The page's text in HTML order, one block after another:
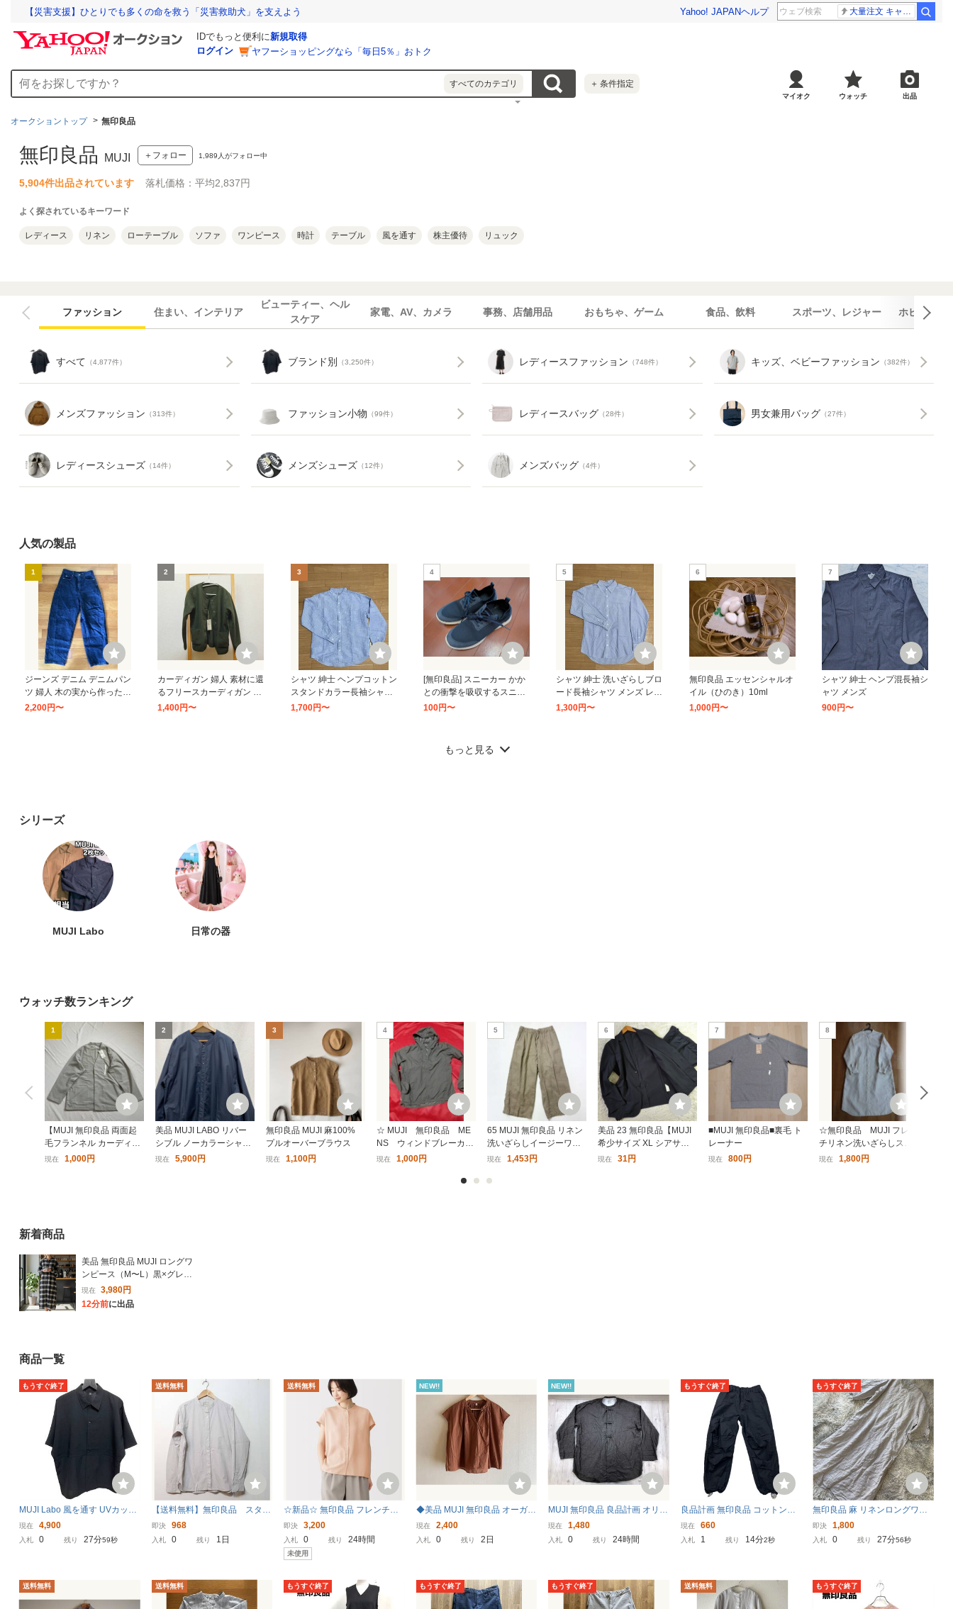
【災害支援】ひとりでも多くの命を救う「災害救助犬」を支えよう Yahoo! JAPANヘルプ 大量注文 キャンセル
IDでもっと便利に新規取得
ログイン
ヤフーショッピングなら「毎日5％」おトク
すべてのカテゴリ ＋ 条件指定
マイオク ウォッチ 出品
オークショントップ 無印良品
無印良品 MUJI ＋フォロー 1,989 人がフォロー中
5,904件出品されています 落札価格：平均2,837円
よく探されているキーワード
レディース リネン ローテーブル ソファ ワンピース 時計 テーブル 風を通す 株主優待 リュック
ファッション 住まい、インテリア
ビューティー、ヘル
スケア
家電、AV、カメラ 事務、店舗用品 おもちゃ、ゲーム 食品、飲料 スポーツ、レジャー ホビー、カ
すべて （4,877件） ブランド別 （3,250件） レディースファッション （748件） キッズ、ベビーファッション （382件）
メンズファッション （313件） ファッション小物 （99件） レディースバッグ （28件） 男女兼用バッグ （27件）
レディースシューズ （14件） メンズシューズ （12件） メンズバッグ （4件）
人気の製品
1
ジーンズ デニム デニムパン
ツ 婦人 木の実から作ったカ
ポック混 デニムコクーンパ
2,200円〜
2
カーディガン 婦人 素材に還
るフリースカーディガン レ
ディース
1,400円〜
3
シャツ 紳士 ヘンプコットン
スタンドカラー長袖シャツ
メンズ レディース
1,700円〜
4
[無印良品] スニーカー かか
との衝撃を吸収するスニー
カー (婦人) 24.0 cm
100円〜
5
シャツ 紳士 洗いざらしブロ
ード長袖シャツ メンズ レデ
ィース
1,300円〜
6
無印良品 エッセンシャルオ
イル（ひのき）10ml
1,000円〜
7
シャツ 紳士 ヘンプ混長袖シ
ャツ メンズ
900円〜
ロング スカート 婦人 スト
レッチデニム Ａラインスカ
4,500円〜
無印良品 ＵＶカット透湿撥
水防水テープ使い キャップ
５５〜５９ｃｍ ベージュ 良
品計画
980円〜
無印良品 耐水生地を使った
2,800円〜
1,500円〜
ーカーイン 紳士 25〜27cm
オフ白 2足セットつま先
かかと補強汗の臭いを抑制
1,190円〜
子 キッズ パンツ 春夏 USE
D 古着 90㎝
990円〜
もっと見る
シリーズ
MUJI Labo 日常の器
ウォッチ数ランキング
1
【MUJI 無印良品 両面起
毛フランネル カーディガ
ン サンドベージュ size
現在 1,000円
2
美品 MUJI LABO リバー
シブル ノーカラーシャツ
ジャケット ブラック L-XL
現在 5,900円
3
無印良品 MUJI 麻100%
プルオーバーブラウス
現在 1,100円
4
☆ MUJI 無印良品 ME
NS ウィンドブレーカー
ジャケット 撥水 薄
ズ パーカフードタイ
現在 1,000円
5
65 MUJI 無印良品 リネン
洗いざらしイージーワイ
ドパンツ M 麻 薄地 春夏
60612Q
現在 1,453円
6
美品 23 無印良品【MUJI
希少サイズ XL シアサッ
カー イージースーツ】ム
現在 31円
7
■MUJI 無印良品■裏毛 ト
レーナー
現在 800円
8
☆無印良品 MUJI フレン
チリネン洗いざらしスタ
ンドカラーワンピース
現在 1,800円
新着商品
美品 無印良品 MUJI ロングワ
ンピース（M〜L）黒×グレー
×白 チェック
現在
3,980円
12分前に出品
商品一覧
もうすぐ終了
MUJI Labo 風を通す UVカット
汚れが落ちやすい半袖シャツ M
黒 ムジラボ 半袖シャツ
現在 4,900
入札 0 残り 27分58秒
送料無料
【送料無料】無印良品 スタン
ドカラーシャツ ライトベージ
ュ J016/レディースMサイ
即決 968
入札 0 残り 1日
送料無料
☆新品☆ 無印良品 フレンチス
リーブブラウス Sサイズ ライト
オレンジ
即決 3,200
入札 0 残り 24時間
未使用
NEW!!
◆美品 MUJI 無印良品 オーガニ
ックコットン 楊柳 フレンチス
リーブ ブラウス レンガ 軽量 涼
現在 2,400
入札 0 残り 2日
NEW!!
MUJI 無印良品 良品計画 オリエ
ンタル 民族エスニック カンフ
ー アジアンノットボタン コッ
現在 1,480
入札 0 残り 24時間
もうすぐ終了
良品計画 無印良品 コットンパ
ンツ イージーパンツ ウエスト
ゴム ストレッチ ブラック メン
現在 660
入札 1 残り 14分1秒
もうすぐ終了
無印良品 麻 リネンロングワン
ピース M-L 美品 56
即決 1,800
入札 0 残り 27分55秒
送料無料 送料無料 もうすぐ終了 もうすぐ終了 もうすぐ終了 送料無料 もうすぐ終了